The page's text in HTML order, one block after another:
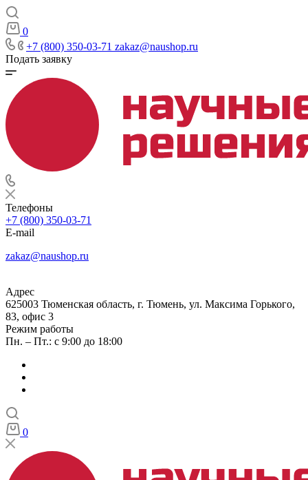
0
+7 (800) 350-03-71 zakaz@naushop.ru
Подать заявку
Телефоны
+7 (800) 350-03-71
E-mail
zakaz@naushop.ru
Адрес
625003 Тюменская область, г. Тюмень, ул. Максима Горького,
83, офис 3
Режим работы
Пн. – Пт.: с 9:00 до 18:00
0